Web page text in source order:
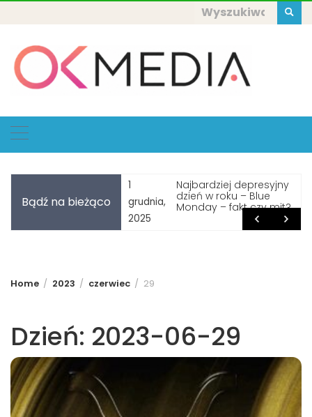
Szukaj:
Bądź na bieżąco
– nigdy tego nie
1
grudnia,
2025
Najbardziej depresyjny
dzień w roku – Blue
Monday – fakt czy mit?
Home 2023 czerwiec 29
Dzień: 2023-06-29